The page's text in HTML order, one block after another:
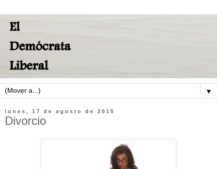
▼
lunes, 17 de agosto de 2015
Divorcio